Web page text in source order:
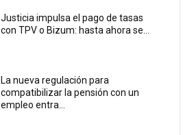
Justicia impulsa el pago de tasas
con TPV o Bizum: hasta ahora se...
La nueva regulación para
compatibilizar la pensión con un
empleo entra...